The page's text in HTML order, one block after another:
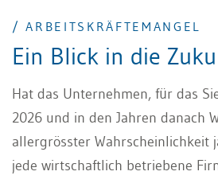
/ ARBEITSKRÄFTEMANGEL
Ein Blick in die
Hat das Unternehmen, für das
2026 und in den Jahren danach
allergrösster Wahrscheinlichkeit
jede wirtschaftlich betriebene